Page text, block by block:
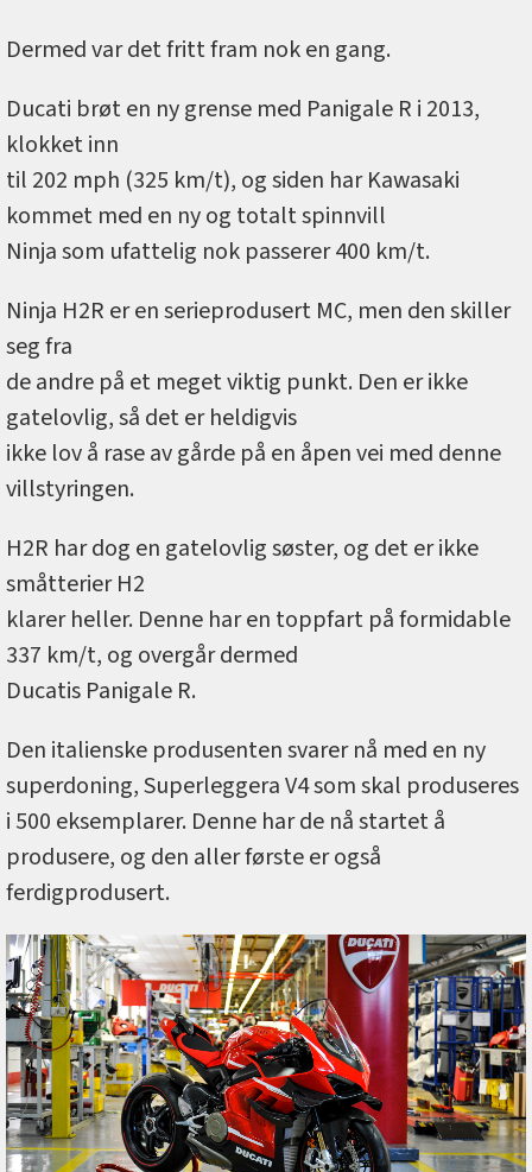
Dermed var det fritt fram nok en gang.
Ducati brøt en ny grense med Panigale R i 2013,
klokket inn
til 202 mph (325 km/t), og siden har Kawasaki
kommet med en ny og totalt spinnvill
Ninja som ufattelig nok passerer 400 km/t.
Ninja H2R er en serieprodusert MC, men den skiller
seg fra
de andre på et meget viktig punkt. Den er ikke
gatelovlig, så det er heldigvis
ikke lov å rase av gårde på en åpen vei med denne
villstyringen.
H2R har dog en gatelovlig søster, og det er ikke
småtterier H2
klarer heller. Denne har en toppfart på formidable
337 km/t, og overgår dermed
Ducatis Panigale R.
Den italienske produsenten svarer nå med en ny
superdoning, Superleggera V4 som skal produseres
i 500 eksemplarer. Denne har de nå startet å
produsere, og den aller første er også
ferdigprodusert.